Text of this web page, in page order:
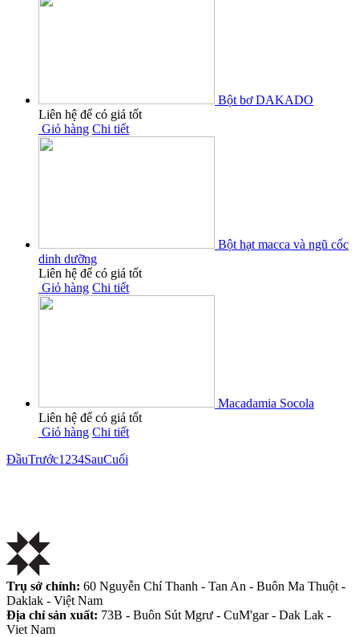
Bột bơ DAKADO
Liên hệ để có giá tốt
Giỏ hàng Chi tiết
Bột hạt macca và ngũ cốc
dinh dưỡng
Liên hệ để có giá tốt
Giỏ hàng Chi tiết
Macadamia Socola
Liên hệ để có giá tốt
Giỏ hàng Chi tiết
ĐầuTrước1 234SauCuối
Trụ sở chính: 60 Nguyễn Chí Thanh - Tan An - Buôn Ma Thuột -
Daklak - Việt Nam
Địa chỉ sản xuất: 73B - Buôn Sút Mgrư - CuM'gar - Dak Lak -
Viet Nam